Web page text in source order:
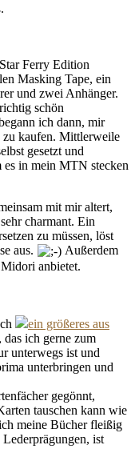
Ferry Edition
Masking Tape, ein
und zwei Anhänger.
schön
ich dann, mir
zu kaufen. Mittlerweile
gesetzt und
es in mein MTN stecken
mit mir altert,
charmant. Ein
zu müssen, löst
aus.
Außerdem
anbietet.
ein größeres aus
das ich gerne zum
unterwegs ist und
unterbringen und
gegönnt,
tauschen kann wie
meine Bücher fleißig
ist